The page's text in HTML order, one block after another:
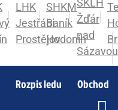
Rozpis ledu Obchod